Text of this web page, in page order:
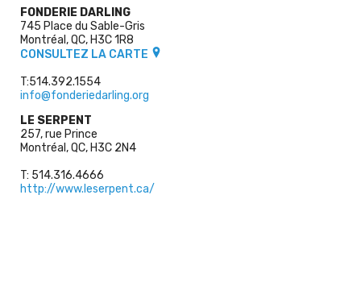
FONDERIE DARLING
745 Place du Sable-Gris
Montréal, QC, H3C 1R8
CONSULTEZ LA CARTE
T:514.392.1554
info@fonderiedarling.org
LE SERPENT
257, rue Prince
Montréal, QC, H3C 2N4
T: 514.316.4666
http://www.leserpent.ca/